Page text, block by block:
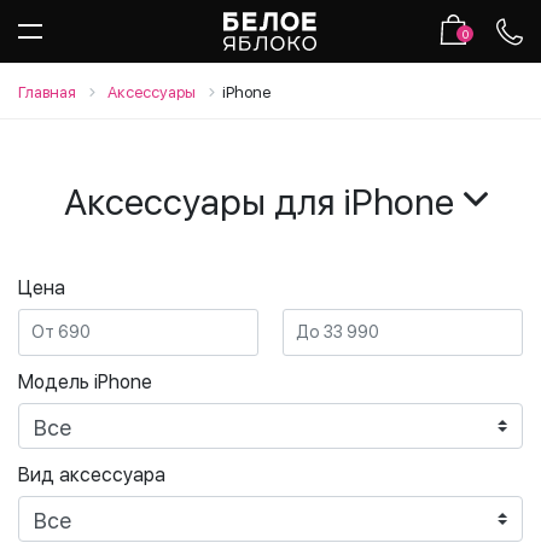
0
Главная Аксессуары iPhone
Аксессуары для iPhone
Цена
Модель iPhone
Вид аксессуара